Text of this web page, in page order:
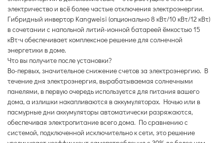
электричество и всё более частые отключения электроэнергии.
Гибридный инвертор Kangweisi (опционально 8 кВт/10 кВт/12 кВт)
в сочетании с напольной литий-ионной батареей ёмкостью 15
кВт⋅ч обеспечивает комплексное решение для солнечной
энергетики в доме.
Что вы получите после установки?
Во-первых, значительное снижение счетов за электроэнергию. В
течение дня электроэнергия, вырабатываемая солнечными
панелями, в первую очередь используется для питания вашего
дома, а излишки накапливаются в аккумуляторах. Ночью или в
пасмурные дни аккумуляторы автоматически разряжаются,
обеспечивая электропитание всего дома. По сравнению с
системой, подключенной исключительно к сети, это решение